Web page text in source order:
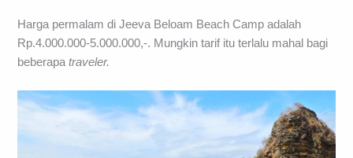
Harga permalam di Jeeva Beloam Beach Camp adalah
Rp.4.000.000-5.000.000,-. Mungkin tarif itu terlalu mahal bagi
beberapatraveler.